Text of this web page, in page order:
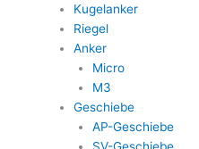
Kugelanker
Riegel
Anker
Micro
M3
Geschiebe
AP-Geschiebe
SV-Geschiebe